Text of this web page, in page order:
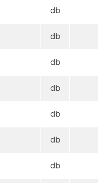
db
db
db
db
db
db
db